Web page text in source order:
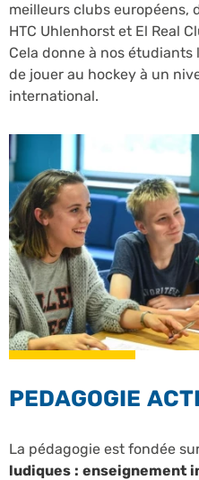
meilleurs clubs européens,
HTC Uhlenhorst et El Real
Cela donne à nos étudiants
de jouer au hockey à un
international.
PEDAGOGIE
La pédagogie est fondée
ludiques : enseignement